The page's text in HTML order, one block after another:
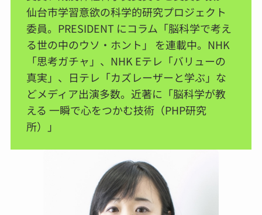
仙台市学習意欲の科学的研究プロジェクト
委員。PRESIDENT にコラム「脳科学で考え
る世の中のウソ・ホント」 を連載中。NHK
「思考ガチャ」、NHK Eテレ「バリューの
真実」、日テレ「カズレーザーと学ぶ」な
どメディア出演多数。近著に「脳科学が教
える 一瞬で心をつかむ技術（PHP研究
所）」